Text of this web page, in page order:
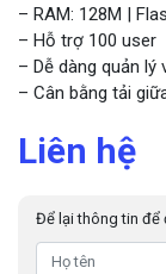
– RAM: 128M |
– Hỗ trợ 100 user
– Dễ dàng quản lý
– Cân bằng tải
Liên hệ
Để lại thông tin để